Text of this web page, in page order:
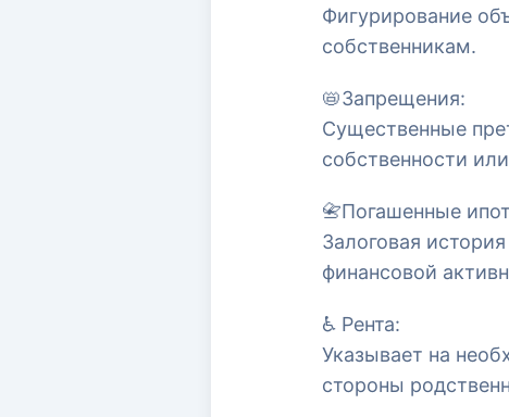
Фигурирование
собственникам.
📛Запрещения:
Существенные
собственности
📇Погашенные
Залоговая
финансовой
♿️ Рента:
Указывает на
стороны